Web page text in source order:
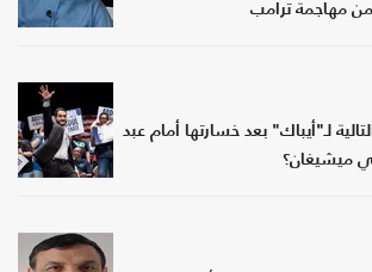
من مهاجمة ترامب
لـ"أيباك" بعد خسارتها أمام عبد
ميشيغان؟